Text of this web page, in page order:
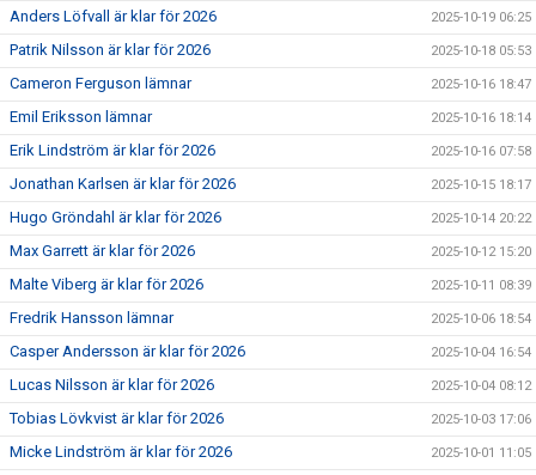
Anders Löfvall är klar för 2026 2025-10-19 06:25
Patrik Nilsson är klar för 2026 2025-10-18 05:53
Cameron Ferguson lämnar 2025-10-16 18:47
Emil Eriksson lämnar 2025-10-16 18:14
Erik Lindström är klar för 2026 2025-10-16 07:58
Jonathan Karlsen är klar för 2026 2025-10-15 18:17
Hugo Gröndahl är klar för 2026 2025-10-14 20:22
Max Garrett är klar för 2026 2025-10-12 15:20
Malte Viberg är klar för 2026 2025-10-11 08:39
Fredrik Hansson lämnar 2025-10-06 18:54
Casper Andersson är klar för 2026 2025-10-04 16:54
Lucas Nilsson är klar för 2026 2025-10-04 08:12
Tobias Lövkvist är klar för 2026 2025-10-03 17:06
Micke Lindström är klar för 2026 2025-10-01 11:05